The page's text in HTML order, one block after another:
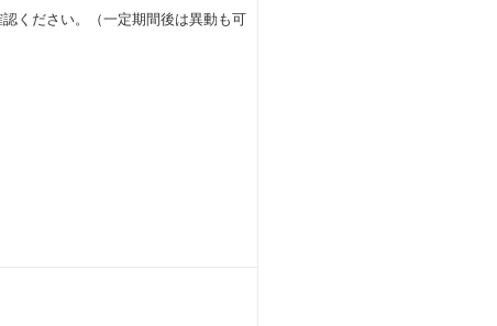
ください。（一定期間後は異動も可